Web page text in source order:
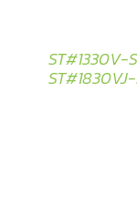
ST#1330V-